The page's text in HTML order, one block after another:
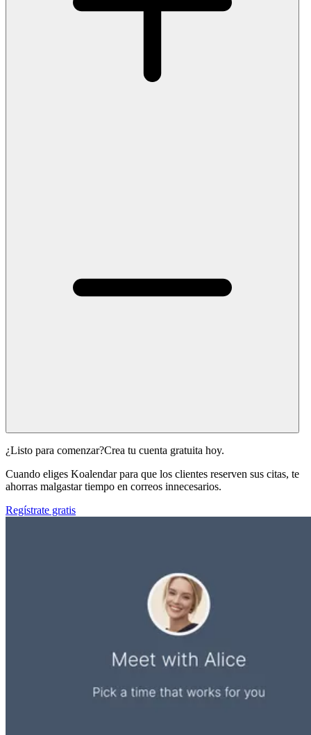
¿Listo para comenzar?Crea tu cuenta gratuita hoy.
Cuando eliges Koalendar para que los clientes reserven sus citas, te
ahorras malgastar tiempo en correos innecesarios.
Regístrate gratis